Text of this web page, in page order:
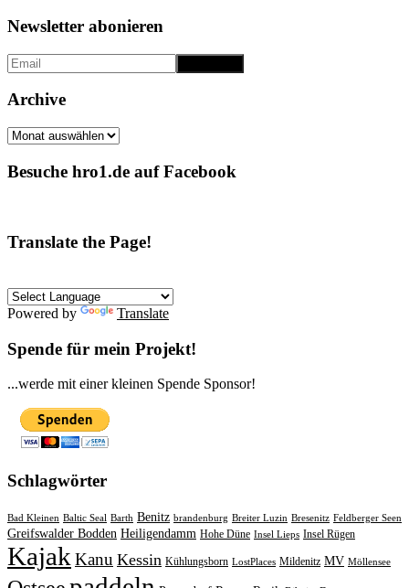
Newsletter abonieren
Archive
Archive
Besuche hro1.de auf Facebook
Translate the Page!
Powered by Translate
Spende für mein Projekt!
...werde mit einer kleinen Spende Sponsor!
Schlagwörter
Bad Kleinen Baltic Seal Barth Benitz brandenburg Breiter Luzin Bresenitz Feldberger Seen
Greifswalder Bodden Heiligendamm Hohe Düne Insel Lieps Insel Rügen
Kajak Kanu Kessin Kühlungsborn LostPlaces Mildenitz MV Möllensee